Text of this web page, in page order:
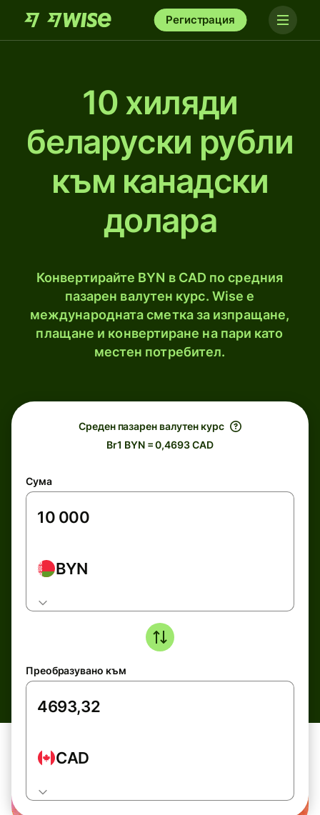
Регистрация
10 хиляди
беларуски рубли
към канадски
долара
Конвертирайте BYN в CAD по средния
пазарен валутен курс. Wise е
международната сметка за изпращане,
плащане и конвертиране на пари като
местен потребител.
Среден пазарен валутен курс
Br1 BYN = 0,4693 CAD
Сума
BYN
Преобразувано към
CAD